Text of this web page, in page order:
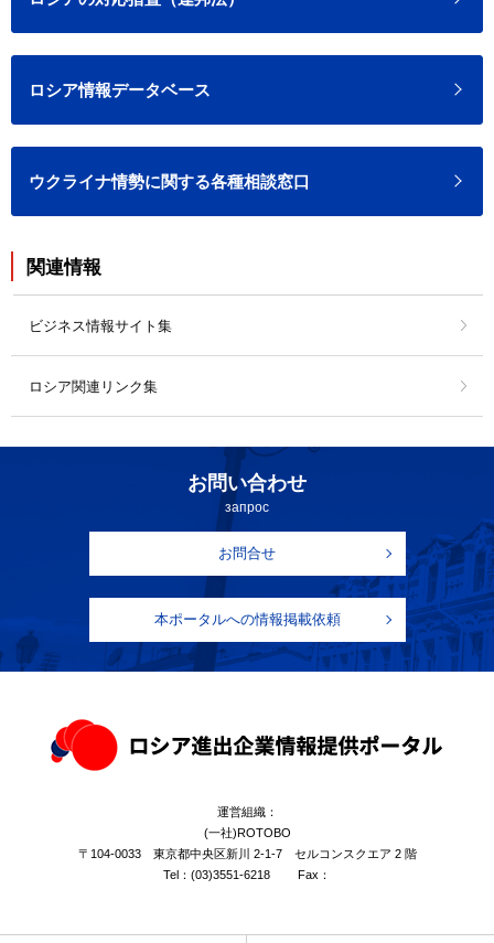
ロシア情報データベース
ウクライナ情勢に関する各種相談窓口
関連情報
ビジネス情報サイト集
ロシア関連リンク集
お問い合わせ
запрос
お問合せ
本ポータルへの情報掲載依頼
運営組織：
(一社)ROTOBO
〒104-0033 東京都中央区新川 2-1-7 セルコンスクエア 2 階
Tel： (03)3551-6218 Fax：